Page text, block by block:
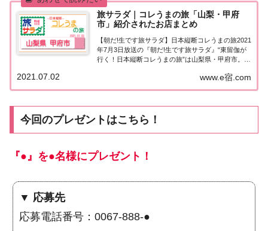
旅サラダ｜コレうまの旅「山梨・甲府
市」紹介されたお店まとめ
【朝だ!生です旅サラダ】日本縦断コレうまの旅2021
年7月3日放送の『朝だ!生です旅サラダ』“東留伽が
行く！日本縦断コレうまの旅”は山梨県・甲府市。紹
市」「東留伽が行く！日本縦断コレうまの旅」東留
伽アナウンサーが美味しいもの探し♪今月...
www.e宿.com
2021.07.02
今回のプレゼントはこちら！
『●』を●名様にプレゼント！
▼ 応募先
応募電話番号：0067-888-●